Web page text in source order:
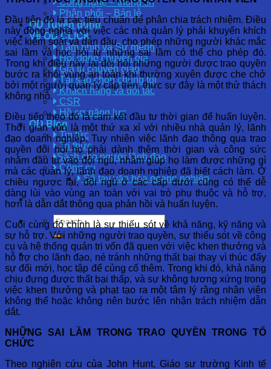
Công nghệ – thông tin
Phân phối – Bán lẻ
OD Tuyển dụng
Về OD CLICK
Tầm nhìn và Sứ mệnh
Hội đồng chuyên gia
Giá trị chuyển giao
Tại sao chọn chúng tôi
Khách hàng và đối tác
CSR
Hồ sơ năng lực
OD Blog
Tin tức
Tri thức
Sách cho người lãnh đạo
Công cụ
Sổ tay văn hóa doanh nghiệp
Đầu tiên đó là các tiêu chuẩn để phân chia trách nhiệm. Điều
này đồng nghĩa với việc các nhà quản lý phải khuyến khích
việc kiểm soát và dẫn đầu, cho phép những người khác mắc
sai lầm và học hỏi từ những sai lầm có thể cho phép đó.
Trong khi điều này lại đòi hỏi những người được trao quyền
bước ra khỏi vùng an toàn khi thường xuyên được che chở
bởi một người quản lý cấp trên, thực sự đây là một thử thách
không nhỏ.
Điều tiếp theo đó là cam kết đầu tư thời gian để huấn luyện.
Thời gian vốn là một thứ xa xỉ với nhiều nhà quản lý, lãnh
đạo doanh nghiệp. Tuy nhiên việc lãnh đạo thông qua trao
quyền đòi hỏi họ phải dành thêm thời gian và công sức
nhằm đầu tư vào đội ngũ, nhằm giúp họ làm được những gì
mà các quản lý, lãnh đạo doanh nghiệp đã biết cách làm. Ở
chiều ngược lại, đội ngũ ở các cấp dưới cũng có thể dễ
dàng lùi vào vùng an toàn với vai trò phụ thuộc và hỗ trợ,
hơn là dẫn dắt thông qua phản hồi và huấn luyện.
Cuối cùng đó chính là sự thiếu sót về khả năng, kỹ năng và
sự hỗ trợ. Với những người trao quyền, sự thiếu sót về công
cụ và hệ thống quản trị vốn đã quen với việc khen thưởng và
hỗ trợ cho lãnh đạo, né tránh những thất bại thay vì thúc đẩy
sự đổi mới, học tập để củng cố thêm. Trong khi đó, khả năng
chịu đựng được thất bại thấp, và sự không tương xứng trong
việc khen thưởng và phạt tạo ra một tâm lý rằng nhân viên
không thể hoặc không nên bước lên nhận trách nhiệm dẫn
dắt.
NHỮNG SAI LẦM TRONG TRAO QUYỀN TRONG TỔ
CHỨC
Theo nghiên cứu của John Hunt, Giáo sư trường Kinh tế